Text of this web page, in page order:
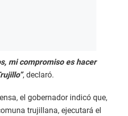
mi compromiso es hacer
, declaró.
el gobernador indicó que,
trujillana, ejecutará el